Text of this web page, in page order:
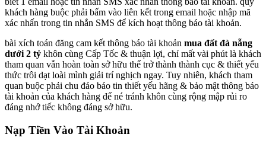
khách hàng buộc phải bấm vào liên kết trong email hoặc nhập mã
xác nhấn trong tin nhắn SMS để kích hoạt thông báo tài khoản.
bài xích toán đăng cam kết thông báo tài khoản mua đất đà nẵng
dưới 2 tỷ khôn cùng Cấp Tốc & thuận lợi, chỉ mất vài phút là khách
tham quan vẫn hoàn toàn sở hữu thể trở thành thành cục & thiết yếu
thức trôi dạt loài mình giải trí nghịch ngay. Tuy nhiên, khách tham
quan buộc phải chu đáo báo tin thiết yếu hãng & bảo mật thông báo
tài khoản của khách hàng để né tránh khôn cùng rộng mập rủi ro
đáng nhớ tiếc không đáng sở hữu.
Nạp Tiền Vào Tài Khoản